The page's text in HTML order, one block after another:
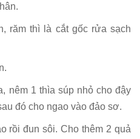
răm thì là cắt gốc rửa sạch
nêm 1 thìa súp nhỏ cho đậy
đó cho ngao vào đảo sơ.
rồi đun sôi. Cho thêm 2 quả